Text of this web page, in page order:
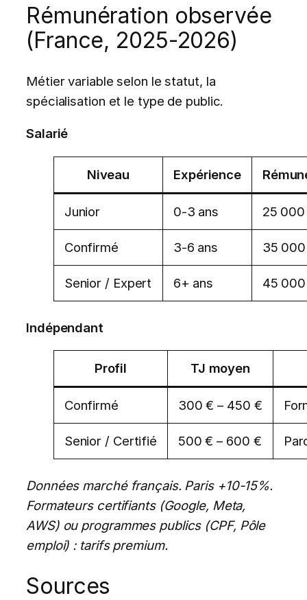
Rémunération observée
(France, 2025-2026)
Métier variable selon le statut, la
spécialisation et le type de public.
Salarié
Niveau Expérience
Junior 0-3 ans 25
Confirmé 3-6 ans 35
Senior / Expert 6+ ans 45
Indépendant
Profil TJ moyen
Confirmé 300 € – 450 €
Senior / Certifié 500 € – 600 €
Données marché français. Paris +10-15%.
Formateurs certifiants (Google, Meta,
AWS) ou programmes publics (CPF, Pôle
emploi) : tarifs premium.
Sources